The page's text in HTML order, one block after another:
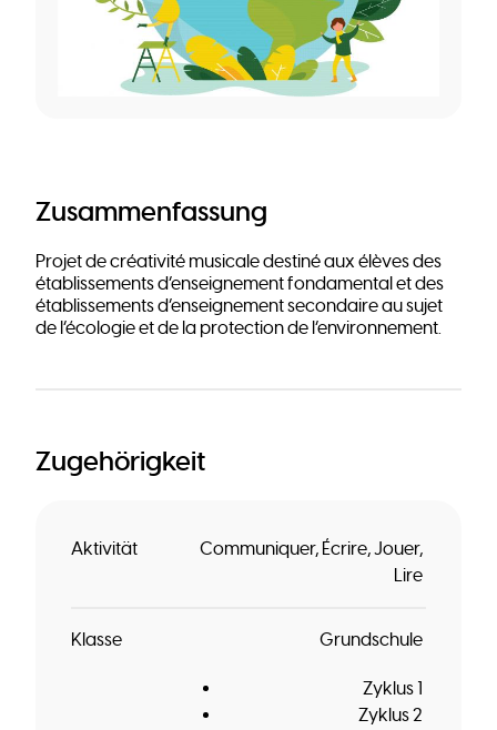
Zusammenfassung
Projet de créativité musicale destiné aux élèves des
établissements d’enseignement fondamental et des
établissements d’enseignement secondaire au sujet
de l’écologie et de la protection de l’environnement.
Zugehörigkeit
Aktivität Communiquer Écrire Jouer
Lire
Klasse Grundschule
Zyklus 1
Zyklus 2